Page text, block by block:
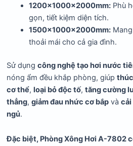
1200x1000x2000mm: Phù
gọn, tiết kiệm diện tích.
1500x1000x2000mm:
thoải mái cho cả gia đình.
Sử dụngcông nghệ tạo hơi nước
nóng ẩm đều khắp phòng, giúp
cơ thể,loại bỏ độc tố,tăng cường
thẳng,giảm đau nhức cơ bắp vàcải
ngủ.
Đặc biệt, Phòng Xông Hơi A-7802